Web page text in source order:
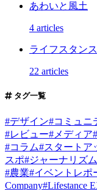
あわいと風土
4 articles
ライフスタン
22 articles
タグ一覧
#デザイン#コミュニ
#レビュー# メディア#
#コラム#スタートア
スポ#ジャーナリズム
#農業#イベントレポ
Company#Lifestance